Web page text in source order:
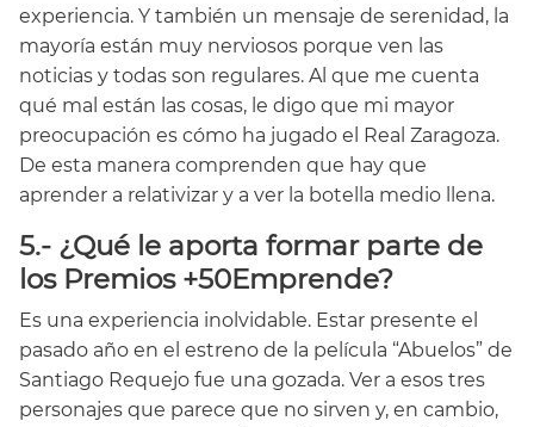
experiencia. Y también un mensaje de serenidad, la
mayoría están muy nerviosos porque ven las
noticias y todas son regulares. Al que me cuenta
qué mal están las cosas, le digo que mi mayor
preocupación es cómo ha jugado el Real Zaragoza.
De esta manera comprenden que hay que
aprender a relativizar y a ver la botella medio llena.
5.- ¿Qué le aporta formar parte de
los Premios +50Emprende?
Es una experiencia inolvidable. Estar presente el
pasado año en el estreno de la película “Abuelos” de
Santiago Requejo fue una gozada. Ver a esos tres
personajes que parece que no sirven y, en cambio,